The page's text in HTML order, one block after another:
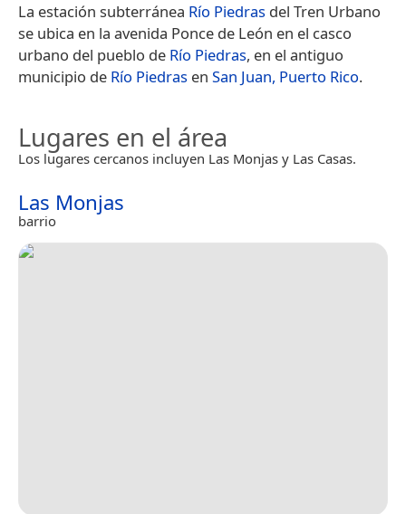
La estación subterránea Río Piedras del Tren Urbano
se ubica en la avenida Ponce de León en el casco
urbano del pueblo de Río Piedras, en el antiguo
municipio de Río Piedras en San Juan, Puerto Rico.
Lugares en el área
Los lugares cercanos incluyen Las Monjas y Las Casas.
Las Monjas
barrio